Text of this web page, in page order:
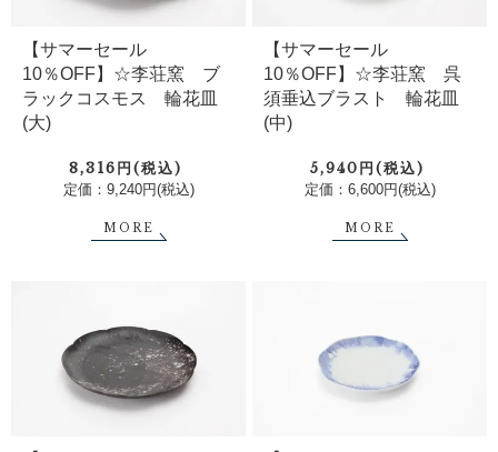
【サマーセール
10％OFF】☆李荘窯 ブ
ラックコスモス 輪花皿
(大)
8,316円(税込)
定価：9,240円(税込)
MORE
【サマーセール
10％OFF】☆李荘窯 呉
須垂込ブラスト 輪花皿
(中)
5,940円(税込)
定価：6,600円(税込)
MORE